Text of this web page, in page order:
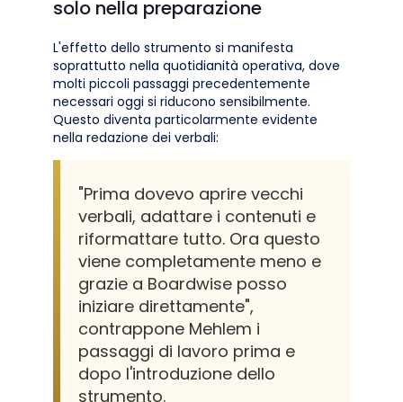
solo nella preparazione
L'effetto dello strumento si manifesta
soprattutto nella quotidianità operativa, dove
molti piccoli passaggi precedentemente
necessari oggi si riducono sensibilmente.
Questo diventa particolarmente evidente
nella redazione dei verbali:
"Prima dovevo aprire vecchi
verbali, adattare i contenuti e
riformattare tutto. Ora questo
viene completamente meno e
grazie a Boardwise posso
iniziare direttamente",
contrappone Mehlem i
passaggi di lavoro prima e
dopo l'introduzione dello
strumento.